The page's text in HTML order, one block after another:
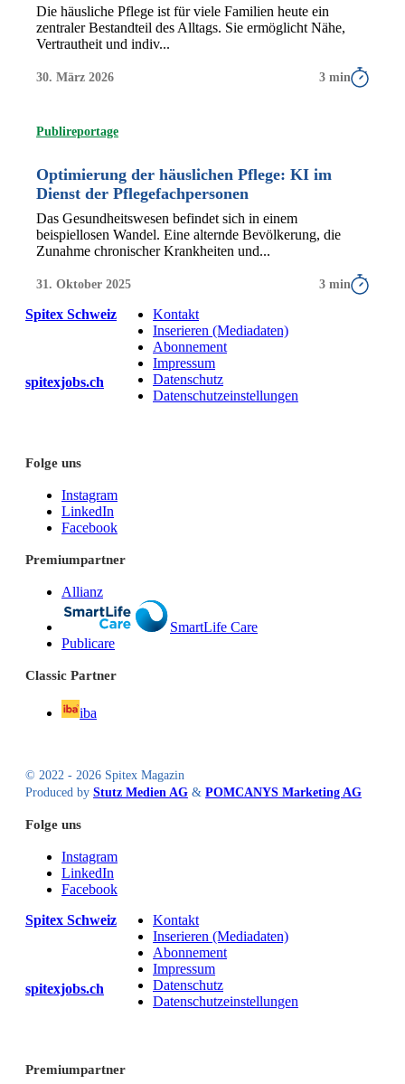
Die häusliche Pflege ist für viele Familien heute ein
zentraler Bestandteil des Alltags. Sie ermöglicht Nähe,
Vertrautheit und indiv...
30. März 2026 3 min
Publireportage
Optimierung der häuslichen Pflege: KI im
Dienst der Pflegefachpersonen
Das Gesundheitswesen befindet sich in einem
beispiellosen Wandel. Eine alternde Bevölkerung, die
Zunahme chronischer Krankheiten und...
31. Oktober 2025 3 min
Spitex Schweiz
spitexjobs.ch
Kontakt
Inserieren (Mediadaten)
Abonnement
Impressum
Datenschutz
Datenschutzeinstellungen
Folge uns
Instagram
LinkedIn
Facebook
Premiumpartner
Allianz
SmartLife Care
Publicare
Classic Partner
iba
© 2022 - 2026 Spitex Magazin
Produced by Stutz Medien AG & POMCANYS Marketing AG
Folge uns
Instagram
LinkedIn
Facebook
Spitex Schweiz
spitexjobs.ch
Kontakt
Inserieren (Mediadaten)
Abonnement
Impressum
Datenschutz
Datenschutzeinstellungen
Premiumpartner